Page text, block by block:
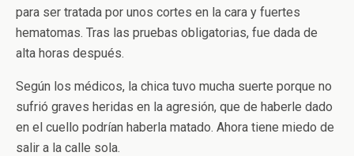
para ser tratada por unos cortes en la cara y fuertes
hematomas. Tras las pruebas obligatorias, fue dada de
alta horas después.
Según los médicos, la chica tuvo mucha suerte porque no
sufrió graves heridas en la agresión, que de haberle dado
en el cuello podrían haberla matado. Ahora tiene miedo de
salir a la calle sola.